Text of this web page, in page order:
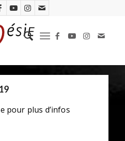
pour plus d’infos